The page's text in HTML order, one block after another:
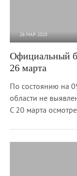
26 МАР 2020
Официальный
26 марта
По состоянию на
области не
С 20 марта